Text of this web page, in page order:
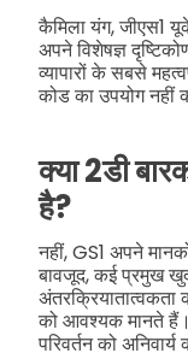
कैमिला यंग, जीएस1
अपने विशेषज्ञ
व्यापारों के सबसे
कोड का उपयोग नहीं
क्या 2डी
है?
नहीं, GS1 अपने
बावजूद, कई प्रमुख
को आवश्यक मानते हैं।
परिवर्तन को